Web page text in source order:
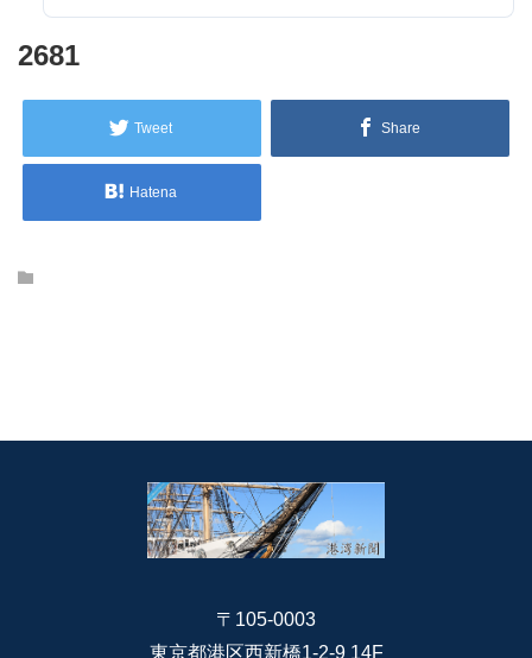
2681
Tweet Share
Hatena
〒105-0003
東京都港区西新橋1-2-9 14F